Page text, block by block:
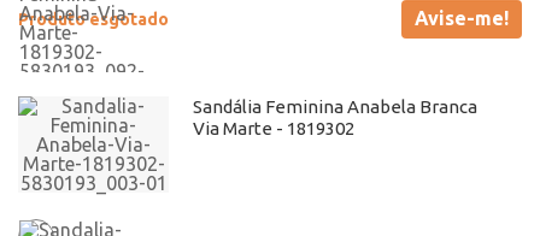
Produto esgotado Avise-me!
Sandália Feminina Anabela Branca
Via Marte - 1819302